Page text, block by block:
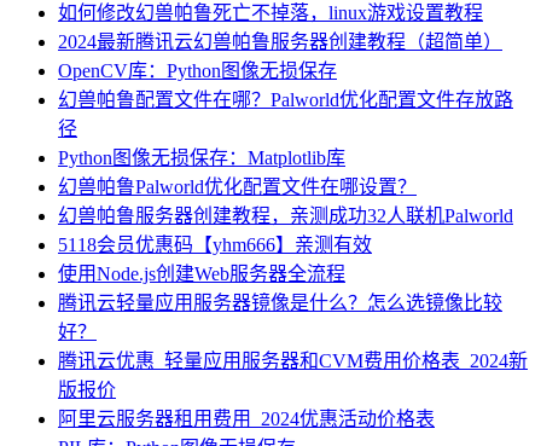
如何修改幻兽帕鲁死亡不掉落，linux游戏设置教程
2024最新腾讯云幻兽帕鲁服务器创建教程（超简单）
OpenCV库：Python图像无损保存
幻兽帕鲁配置文件在哪？Palworld优化配置文件存放路
径
Python图像无损保存：Matplotlib库
幻兽帕鲁Palworld优化配置文件在哪设置？
幻兽帕鲁服务器创建教程，亲测成功32人联机Palworld
5118会员优惠码【yhm666】亲测有效
使用Node.js创建Web服务器全流程
腾讯云轻量应用服务器镜像是什么？怎么选镜像比较
好？
腾讯云优惠_轻量应用服务器和CVM费用价格表_2024新
版报价
阿里云服务器租用费用_2024优惠活动价格表